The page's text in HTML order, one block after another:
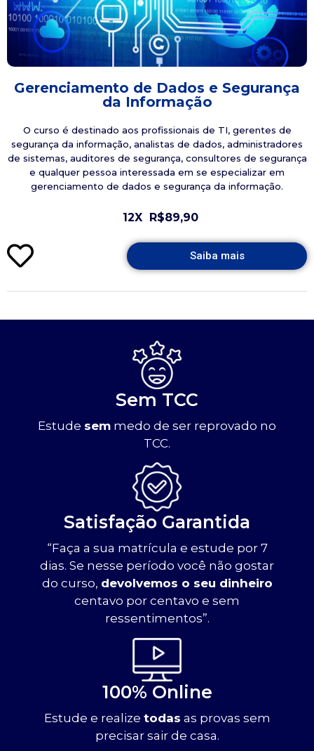
Gerenciamento de Dados e Segurança
da Informação
O curso é destinado aos profissionais de TI, gerentes de
segurança da informação, analistas de dados, administradores
de sistemas, auditores de segurança, consultores de segurança
e qualquer pessoa interessada em se especializar em
gerenciamento de dados e segurança da informação.
12X R$89,90
Saiba mais
Sem TCC
Estude sem medo de ser reprovado no
TCC.
Satisfação Garantida
“Faça a sua matrícula e estude por 7
dias. Se nesse período você não gostar
do curso, devolvemos o seu dinheiro
centavo por centavo e sem
ressentimentos”.
100% Online
Estude e realize todas as provas sem
precisar sair de casa.